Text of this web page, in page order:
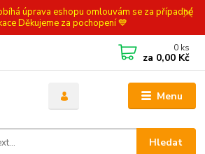
úprava eshopu omlouvám se za případné
Děkujeme za pochopení 💙
Menu
Hledat
0 ks
za 0,00 Kč